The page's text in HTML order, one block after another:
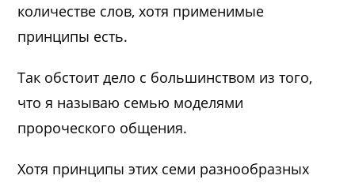
количестве слов, хотя применимые
принципы есть.
Так обстоит дело с большинством из того,
что я называю семью моделями
пророческого общения.
Хотя принципы этих семи разнообразных